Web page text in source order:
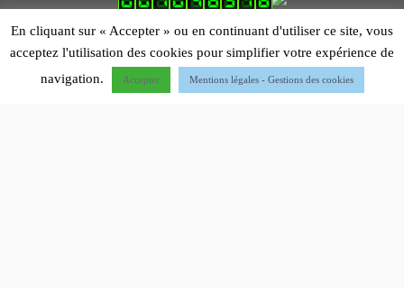
Mentions légales
En cliquant sur « Accepter » ou en continuant d'utiliser ce site, vous
acceptez l'utilisation des cookies pour simplifier votre expérience de
navigation.
Accepter Mentions légales - Gestions des cookies